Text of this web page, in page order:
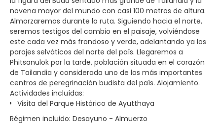
novena mayor del mundo con casi 100 metros de altura.
Almorzaremos durante la ruta. Siguiendo hacia el norte,
seremos testigos del cambio en el paisaje, volviéndose
este cada vez más frondoso y verde, adelantando ya los
parajes selváticos del norte del país. Llegaremos a
Phitsanulok por la tarde, población situada en el corazón
de Tailandia y considerada uno de los más importantes
centros de peregrinación budista del país. Alojamiento.
Actividades incluídas:
Visita del Parque Histórico de Ayutthaya
Régimen incluido: Desayuno - Almuerzo